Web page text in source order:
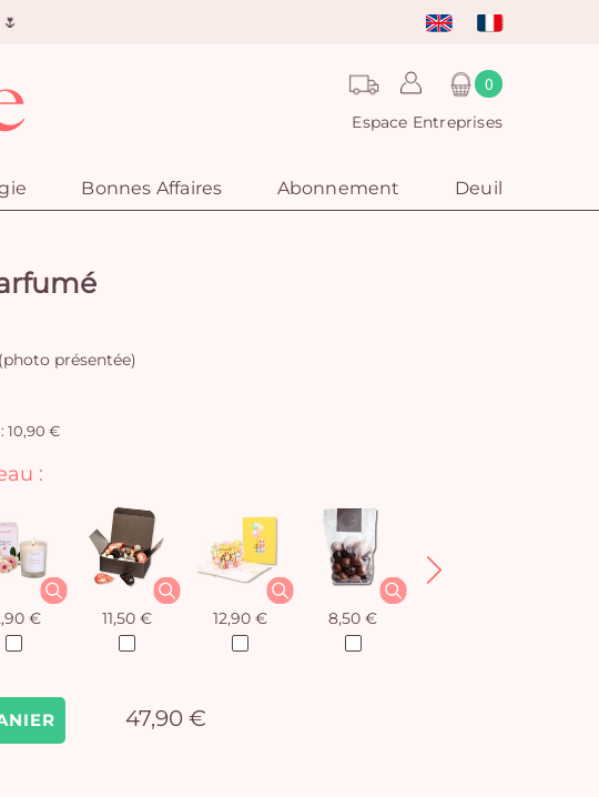
0
Espace Entreprises
Bonnes Affaires Abonnement Deuil
présentée)
10,90 €
47,90 €
:
€ 11,50 € 12,90 € 8,50 €